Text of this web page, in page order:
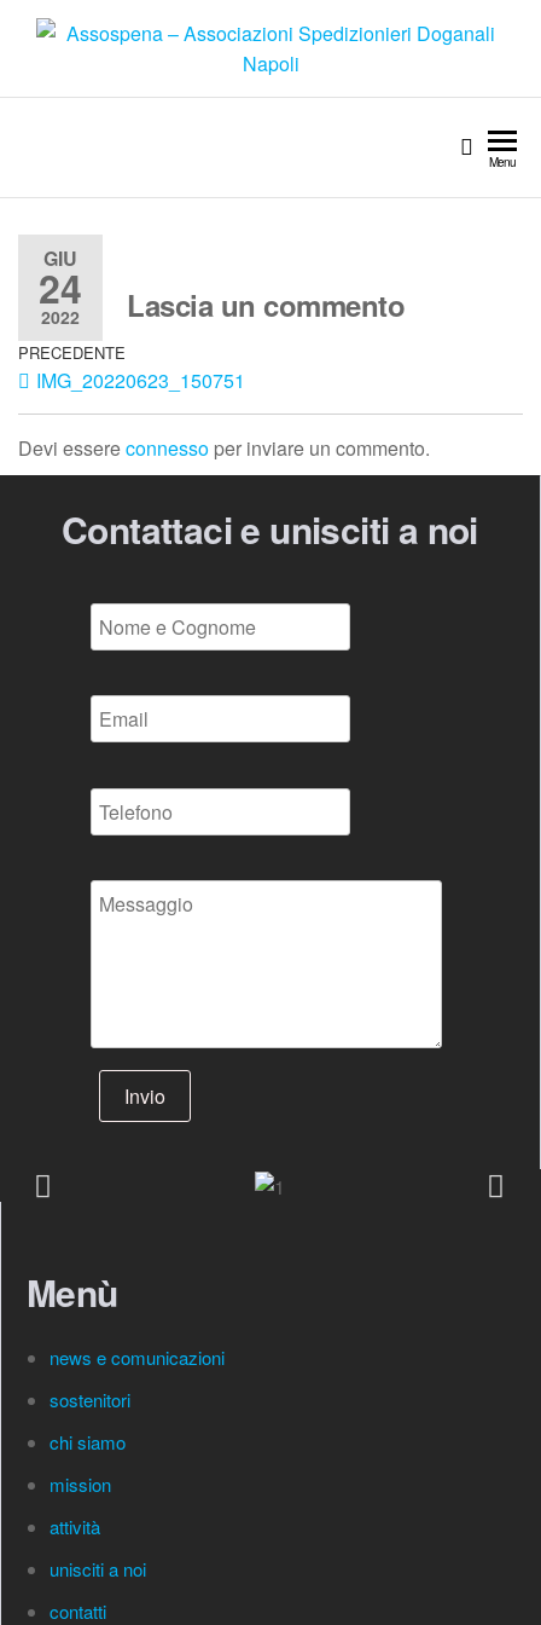
Menu
GIU
24
2022
PRECEDENTE
IMG_20220623_150751
Lascia un commento
Devi essereconnesso per inviare un commento.
Contattaci e unisciti a noi
Invio
Menù
news e comunicazioni
sostenitori
chi siamo
mission
attività
unisciti a noi
contatti